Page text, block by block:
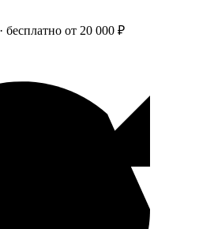
бесплатно от 20 000 ₽